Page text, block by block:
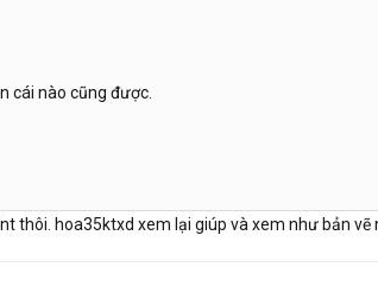
cái nào cũng được.
thôi. hoa35ktxd xem lại giúp và xem như bản vẽ